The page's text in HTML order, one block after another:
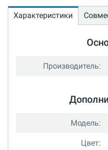
Характеристики
Производитель:
Модель:
Цвет: